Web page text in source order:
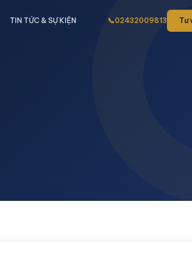
TIN TỨC & SỰ KIỆN 📞02432009813 Tư